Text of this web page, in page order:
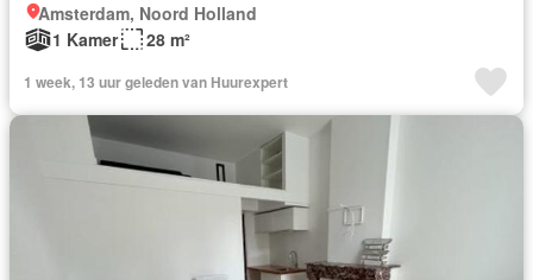
Amsterdam, Noord Holland
1 Kamer
28 m²
1 week, 13 uur geleden van Huurexpert